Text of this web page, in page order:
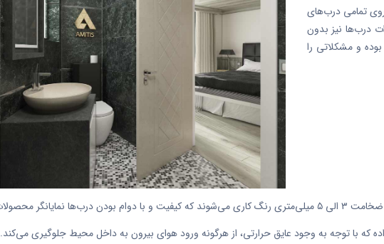
تمامی درب‌های
درب‌ها نیز بدون
و مشکلاتی را
محصولات باشند.
که با توجه به وجود عایق حرارتی، از هرگونه ورود هوای بیرون به داخل محیط جلوگیری می‌کند.